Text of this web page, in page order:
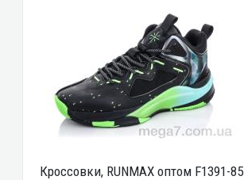
Кроссовки, RUNMAX оптом F1391-85